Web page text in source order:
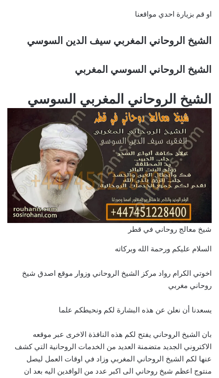
او قم بزيارة احدي مواقعنا
الشيخ الروحاني المغربي سيف الدين السوسي
الشيخ الروحاني السوسي المغربي
الشيخ الروحاني المغربي السوسي
شيخ معالج روحاني في قطر
السلام عليكم ورحمة الله وبركاته
اخوتي الكرام رواد مركز الشيخ الروحاني وزوار موقع اصدق شيخ
روحاني مغربي
يسعدنا أن نعلن عن هذه البشارة لكم ونحيطكم علما
بان الشيخ الروحاني يفتح لكم هذه النافذة الاخرى عبر موقعه
الاكتروني الجديد متضمنة العديد من الخدمات الروحانية التي كشف
عنها لكم الشيخ الروحاني المغربي وزاد في اوقات العمل ليصل
منتوج اعظم شيخ روحاني الى اكبر عدد من الوافدين اليه بعد ان